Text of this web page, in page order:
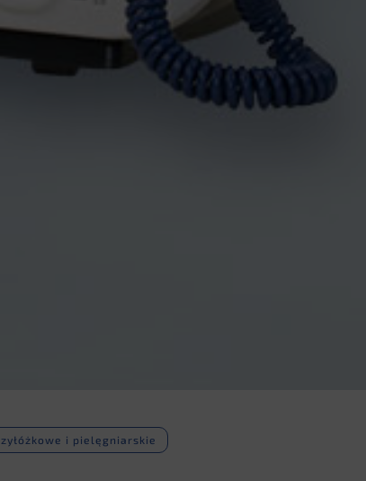
i pielęgniarskie